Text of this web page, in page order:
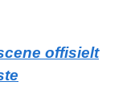
offisielt